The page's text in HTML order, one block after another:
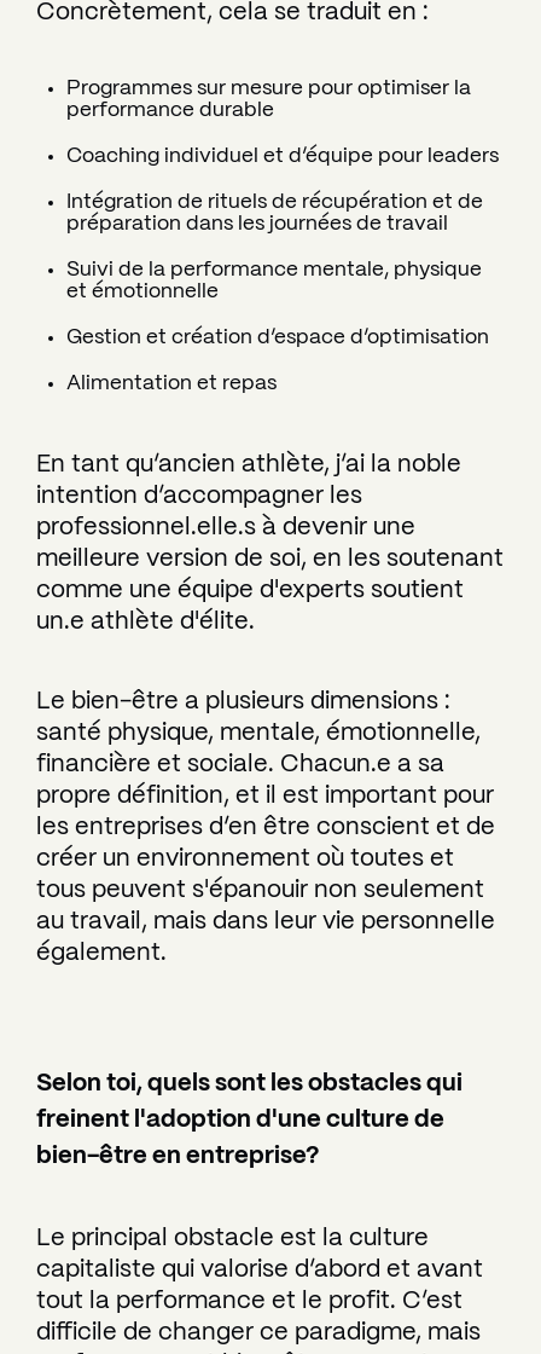
Concrètement, cela se traduit en :
Programmes sur mesure pour optimiser la
performance durable
Coaching individuel et d’équipe pour leaders
Intégration de rituels de récupération et de
préparation dans les journées de travail
Suivi de la performance mentale, physique
et émotionnelle
Gestion et création d’espace d’optimisation
Alimentation et repas
En tant qu’ancien athlète, j’ai la noble
intention d’accompagner les
professionnel.elle.s à devenir une
meilleure version de soi, en les soutenant
comme une équipe d'experts soutient
un.e athlète d'élite.
Le bien-être a plusieurs dimensions :
santé physique, mentale, émotionnelle,
financière et sociale. Chacun.e a sa
propre définition, et il est important pour
les entreprises d’en être conscient et de
créer un environnement où toutes et
tous peuvent s'épanouir non seulement
au travail, mais dans leur vie personnelle
également.
Selon toi, quels sont les obstacles qui
freinent l'adoption d'une culture de
bien-être en entreprise?
Le principal obstacle est la culture
capitaliste qui valorise d’abord et avant
tout la performance et le profit. C’est
difficile de changer ce paradigme, mais